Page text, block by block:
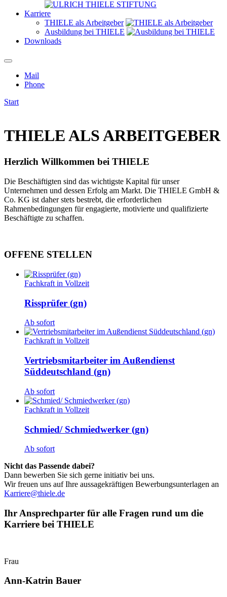
Karriere
THIELE als Arbeitgeber
Ausbildung bei THIELE
Downloads
Mail
Phone
Start
THIELE ALS ARBEITGEBER
Herzlich Willkommen bei THIELE
Die Beschäftigten sind das wichtigste Kapital für unser
Unternehmen und dessen Erfolg am Markt. Die THIELE GmbH &
Co. KG ist daher stets bestrebt, die erforderlichen
Rahmenbedingungen für engagierte, motivierte und qualifizierte
Beschäftigte zu schaffen.
OFFENE STELLEN
Fachkraft in Vollzeit
Rissprüfer (gn)
Ab sofort
Fachkraft in Vollzeit
Vertriebsmitarbeiter im Außendienst
Süddeutschland (gn)
Ab sofort
Fachkraft in Vollzeit
Schmied/ Schmiedwerker (gn)
Ab sofort
Nicht das Passende dabei?
Dann bewerben Sie sich gerne initiativ bei uns.
Wir freuen uns auf Ihre aussagekräftigen Bewerbungsunterlagen an
Karriere@thiele.de
Ihr Ansprechparter für alle Fragen rund um die
Karriere bei THIELE
Frau
Ann-Katrin Bauer